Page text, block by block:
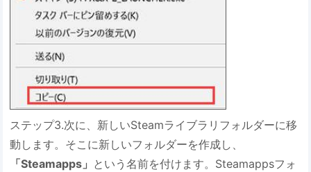
ステップ3.次に、新しいSteamライブラリフォルダーに移
動します。そこに新しいフォルダーを作成し、
「Steamapps」 という名前を付けます。Steamappsフォ